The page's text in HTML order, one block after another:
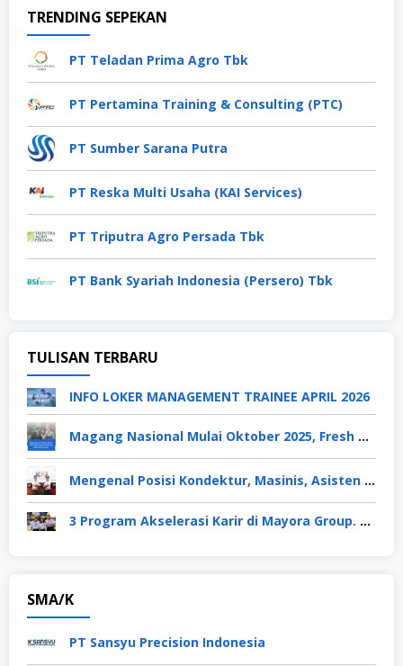
TRENDING SEPEKAN
PT Teladan Prima Agro Tbk
PT Pertamina Training & Consulting (PTC)
PT Sumber Sarana Putra
PT Reska Multi Usaha (KAI Services)
PT Triputra Agro Persada Tbk
PT Bank Syariah Indonesia (Persero) Tbk
TULISAN TERBARU
INFO LOKER MANAGEMENT TRAINEE APRIL 2026
Magang Nasional Mulai Oktober 2025, Fresh Graduate Dapat Gaji UMP Selama 6 Bulan
Mengenal Posisi Kondektur, Masinis, Asisten PPKA, Pemeliharaan Sarana dan Prasarana, Polsuska (Polisi Khusus Kereta Api), di PT KAI
3 Program Akselerasi Karir di Mayora Group. Apa Saja? Berikut Penjelasannya
SMA/K
PT Sansyu Precision Indonesia